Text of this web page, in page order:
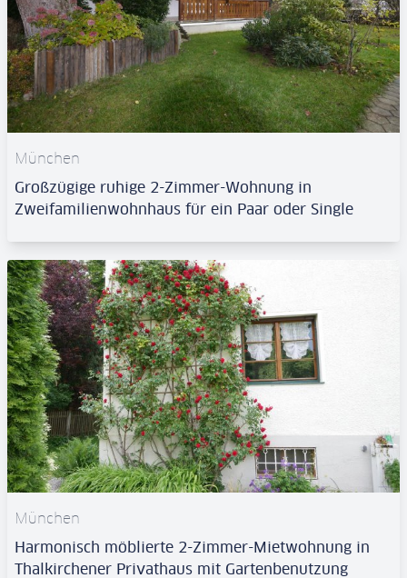
München
Großzügige ruhige 2-Zimmer-Wohnung in
Zweifamilienwohnhaus für ein Paar oder Single
München
Harmonisch möblierte 2-Zimmer-Mietwohnung in
Thalkirchener Privathaus mit Gartenbenutzung